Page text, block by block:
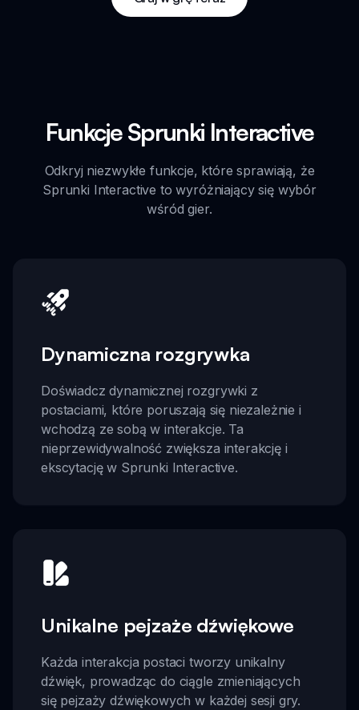
Funkcje Sprunki Interactive
Odkryj niezwykłe funkcje, które sprawiają, że
Sprunki Interactive to wyróżniający się wybór
wśród gier.
Dynamiczna rozgrywka
Doświadcz dynamicznej rozgrywki z
postaciami, które poruszają się niezależnie i
wchodzą ze sobą w interakcje. Ta
nieprzewidywalność zwiększa interakcję i
ekscytację w Sprunki Interactive.
Unikalne pejzaże dźwiękowe
Każda interakcja postaci tworzy unikalny
dźwięk, prowadząc do ciągle zmieniających
się pejzaży dźwiękowych w każdej sesji gry.